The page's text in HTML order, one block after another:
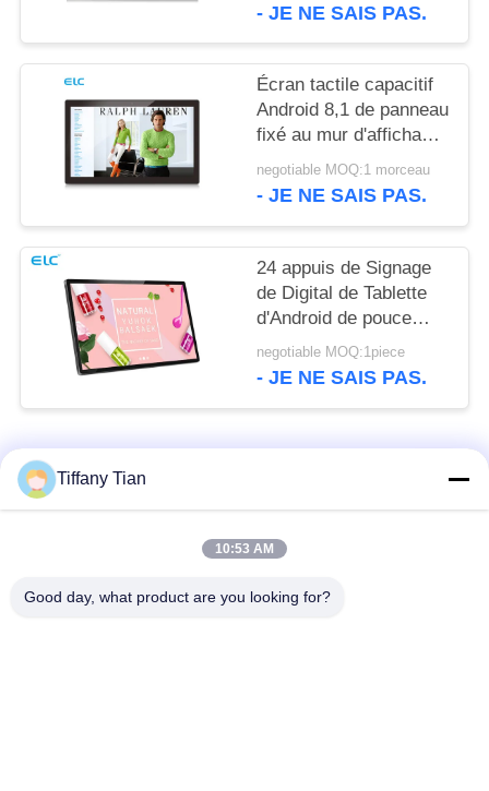
LA
VIE
PRIVÉE
- JE NE SAIS PAS.
Écran tactile capacitif
Android 8,1 de panneau
fixé au mur d'affichage
à cristaux liquides de
Rockchip RK3288
negotiable MOQ:1 morceau
- JE NE SAIS PAS.
24 appuis de Signage
de Digital de Tablette
d'Android de pouce
WIFI Bluetooth avec la
caméra avant
negotiable MOQ:1piece
- JE NE SAIS PAS.
Catégories populaires
Solutions d'affichage
Tiffany Tian
10:53 AM
Good day, what product are you looking for?